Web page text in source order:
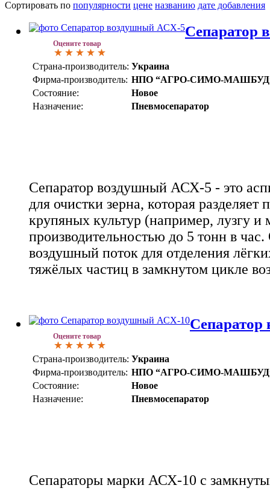
Сортировать по популярности цене названию дате добавления
Оцените товар
Сепаратор
Страна-производитель: Украина
Фирма-производитель: НПО “АГРО-СИМО-
Состояние:
Новое
Назначение:
Пневмосепаратор
Сепаратор воздушный АСХ-5 - это
для очистки зерна, которая
крупяных культур (например, лузгу и
производительностью до 5 тонн в час.
воздушный поток для отделения
тяжёлых частиц в замкнутом цикле
Оцените товар
Страна-производитель: Украина
Фирма-производитель: НПО “АГРО-СИМО-
Состояние:
Новое
Назначение:
Пневмосепаратор
Сепараторы марки АСХ-10 с